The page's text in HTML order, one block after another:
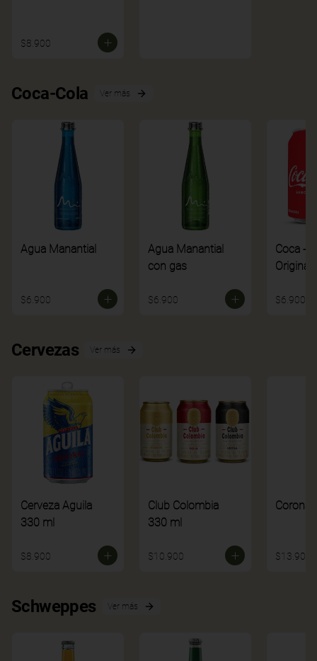
$8.900
Coca-Cola Ver más
Agua Manantial
$6.900
Agua Manantial
con gas
$6.900
Coca -
Original
$6.900
Cervezas Ver más
Cerveza Aguila
330 ml
$8.900
Club Colombia
330 ml
$10.900
Corona
$13.900
Schweppes Ver más